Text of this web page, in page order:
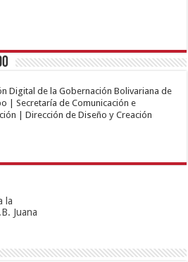
Digital de la Gobernación Bolivariana de
| Secretaría de Comunicación e
| Dirección de Diseño y Creación
la
Juana